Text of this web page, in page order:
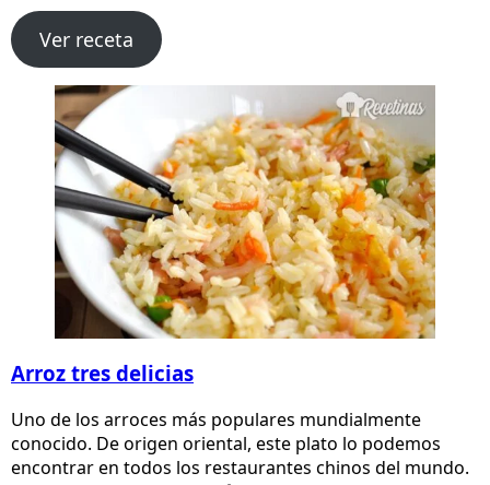
Ver receta
Arroz tres delicias
Uno de los arroces más populares mundialmente
conocido. De origen oriental, este plato lo podemos
encontrar en todos los restaurantes chinos del mundo.